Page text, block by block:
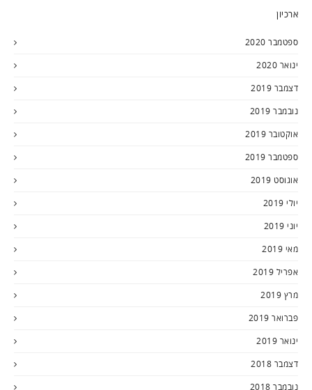
ארכיון
ספטמבר 2020
ינואר 2020
דצמבר 2019
נובמבר 2019
אוקטובר 2019
ספטמבר 2019
אוגוסט 2019
יולי 2019
יוני 2019
מאי 2019
אפריל 2019
מרץ 2019
פברואר 2019
ינואר 2019
דצמבר 2018
נובמבר 2018